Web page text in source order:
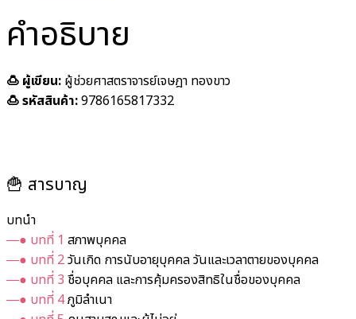
คำอธิบาย
🍮 ผู้เขียน: ผู้ช่วยศาสตราจารย์เจษฎา ทองขาว
🍮 รหัสสินค้า:9786165817332
🍟 สารบาญ
บทนำ
―● บทที่ 1 สภาพบุคคล
―● บทที่ 2วันเกิด การนับอายุบุคคล วันและเวลาตายของบุคคล
―● บทที่ 3 ชื่อบุคคล และการคุ้มครองสิทธิในชื่อของบุคคล
―● บทที่ 4ภูมิลำเนา